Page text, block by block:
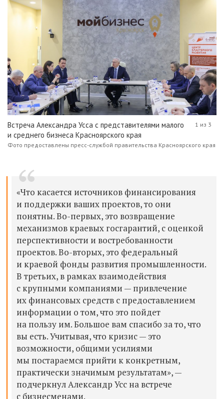
Встреча Александра Усса с представителями малого
и среднего бизнеса Красноярского края
Фото предоставлены пресс-службой правительства Красноярского края
1 из 3
«Что касается источников финансирования
и поддержки ваших проектов, то они
понятны. Во-первых, это возвращение
механизмов краевых госгарантий, с оценкой
перспективности и востребованности
проектов. Во-вторых, это федеральный
и краевой фонды развития промышленности.
В третьих, в рамках взаимодействия
с крупными компаниями — привлечение
их финансовых средств с предоставлением
информации о том, что это пойдет
на пользу им. Большое вам спасибо за то, что
вы есть. Учитывая, что кризис — это
возможности, общими усилиями
мы постараемся прийти к конкретным,
практически значимым результатам», —
подчеркнул Александр Усс на встрече
с бизнесменами.